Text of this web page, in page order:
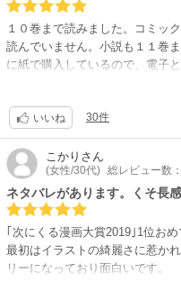
無料をきっかけにサンデーを3
きを10巻ほど読みました。
その時に絵が違うと気づきを、
コミックのどちらが良いかは好
私個人は最初の3巻だけですが、
お話の魅力が入りやすい、と感じ
主人公のソバカス侍女が、後宮
様が、、、どブスな猫娘（←＠
点でヤラれました（←サンデーの
ただサンデーの方はコミックと
作とは若干違って脚色されてい
その点でいうと、本作の方が原
最初の方は本作ガンガンよりサ
１０巻まで読みました。コミッ
読んでいません。小説も１１巻
に紙で購入しているので、電子
らは何かの機会に、東◯生が「
いと言うので、作画重視でこち
思う）を舞台に主人公の薬師を
です。薬師と皇弟との恋愛・親
争い・諸外国との戦争など、暗
中、持ち前の賢さで無理難題を
薬師という事で、小学生でも分
解きがあったりして、多方面か
は、理系科目に興味を持ってほ
が子にはハマらず…もっぱらギ
んでいます。東◯生の推薦とい
いいね 30件
こかり さん
(女性/30代) 総レビュー数
ネタバレがあります。くそ長感
｢次にくる漫画大賞2019｣1位おめ
最初はイラストの綺麗さに惹か
リーになっており面白いです。
化学に基づいた物もあれば現代